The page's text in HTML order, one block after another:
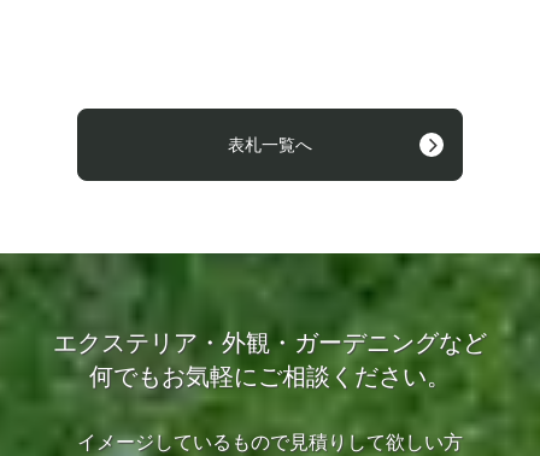
表札一覧へ
エクステリア・外観・ガーデニングなど
何でもお気軽にご相談ください。
イメージしているもので見積りして欲しい方